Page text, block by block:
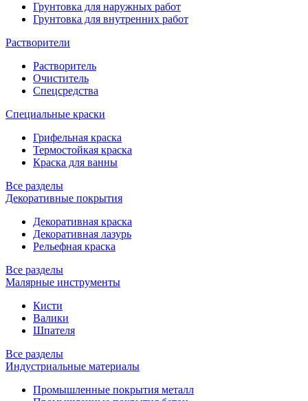
Грунтовка для наружных работ
Грунтовка для внутренних работ
Растворители
Растворитель
Очиститель
Спецсредства
Специальные краски
Грифельная краска
Термостойкая краска
Краска для ванны
Все разделы
Декоративные покрытия
Декоративная краска
Декоративная лазурь
Рельефная краска
Все разделы
Малярные инструменты
Кисти
Валики
Шпателя
Все разделы
Индустриальные материалы
Промышленные покрытия металл